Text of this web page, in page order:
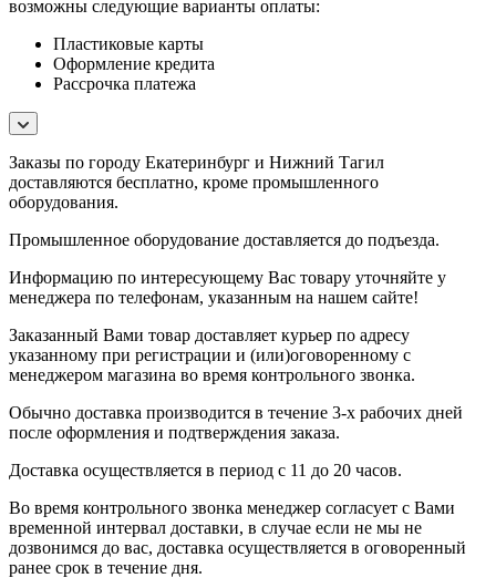
возможны следующие варианты оплаты:
Пластиковые карты
Оформление кредита
Рассрочка платежа
Заказы по городу Екатеринбург и Нижний Тагил
доставляются бесплатно, кроме промышленного
оборудования.
Промышленное оборудование доставляется до подъезда.
Информацию по интересующему Вас товару уточняйте у
менеджера по телефонам, указанным на нашем сайте!
Заказанный Вами товар доставляет курьер по адресу
указанному при регистрации и (или)оговоренному с
менеджером магазина во время контрольного звонка.
Обычно доставка производится в течение 3-х рабочих дней
после оформления и подтверждения заказа.
Доставка осуществляется в период с 11 до 20 часов.
Во время контрольного звонка менеджер согласует с Вами
временной интервал доставки, в случае если не мы не
дозвонимся до вас, доставка осуществляется в оговоренный
ранее срок в течение дня.